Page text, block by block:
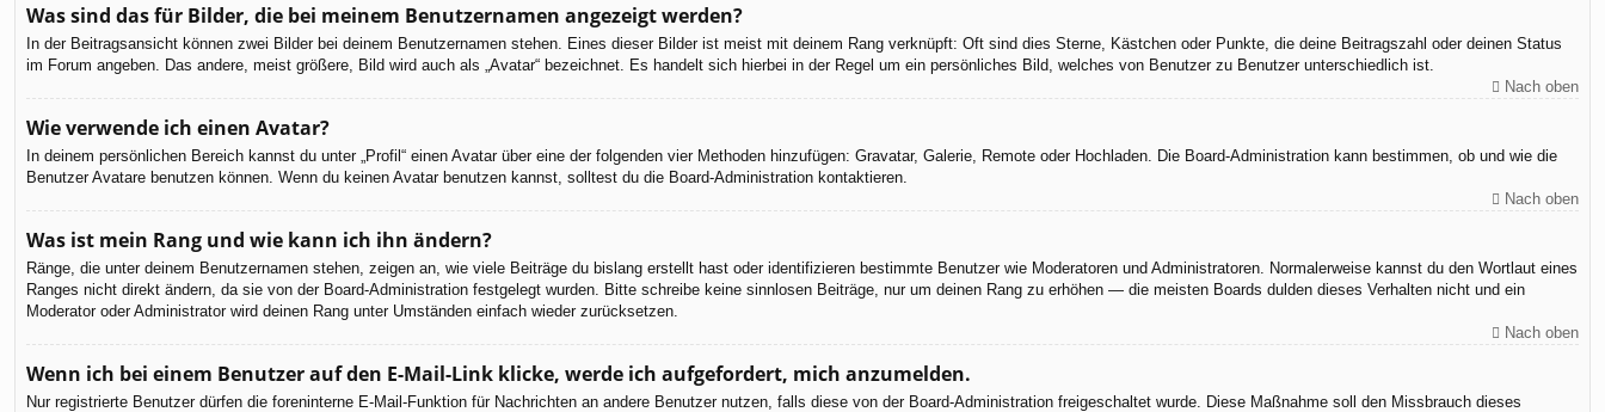
Was sind das für Bilder, die bei meinem Benutzernamen angezeigt werden?
In der Beitragsansicht können zwei Bilder bei deinem Benutzernamen stehen. Eines dieser Bilder ist meist mit deinem Rang verknüpft: Oft sind dies Sterne, Kästchen oder Punkte, die deine Beitragszahl oder deinen Status
im Forum angeben. Das andere, meist größere, Bild wird auch als „Avatar“ bezeichnet. Es handelt sich hierbei in der Regel um ein persönliches Bild, welches von Benutzer zu Benutzer unterschiedlich ist.
Nach oben
Wie verwende ich einen Avatar?
In deinem persönlichen Bereich kannst du unter „Profil“ einen Avatar über eine der folgenden vier Methoden hinzufügen: Gravatar, Galerie, Remote oder Hochladen. Die Board-Administration kann bestimmen, ob und wie die
Benutzer Avatare benutzen können. Wenn du keinen Avatar benutzen kannst, solltest du die Board-Administration kontaktieren.
Nach oben
Was ist mein Rang und wie kann ich ihn ändern?
Ränge, die unter deinem Benutzernamen stehen, zeigen an, wie viele Beiträge du bislang erstellt hast oder identifizieren bestimmte Benutzer wie Moderatoren und Administratoren. Normalerweise kannst du den Wortlaut eines
Ranges nicht direkt ändern, da sie von der Board-Administration festgelegt wurden. Bitte schreibe keine sinnlosen Beiträge, nur um deinen Rang zu erhöhen — die meisten Boards dulden dieses Verhalten nicht und ein
Moderator oder Administrator wird deinen Rang unter Umständen einfach wieder zurücksetzen.
Nach oben
Wenn ich bei einem Benutzer auf den E-Mail-Link klicke, werde ich aufgefordert, mich anzumelden.
Nur registrierte Benutzer dürfen die foreninterne E-Mail-Funktion für Nachrichten an andere Benutzer nutzen, falls diese von der Board-Administration freigeschaltet wurde. Diese Maßnahme soll den Missbrauch dieses